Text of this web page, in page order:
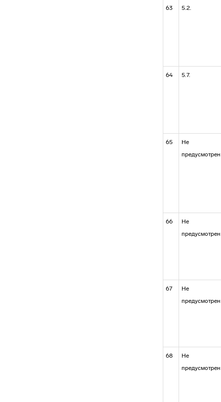
63 5.2.
64 5.7.
65
Не
предусмотрен
66
Не
предусмотрен
67
Не
предусмотрен
68
Не
предусмотрен